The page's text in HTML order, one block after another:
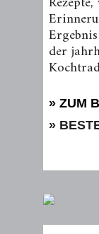
der
» ZUM
»